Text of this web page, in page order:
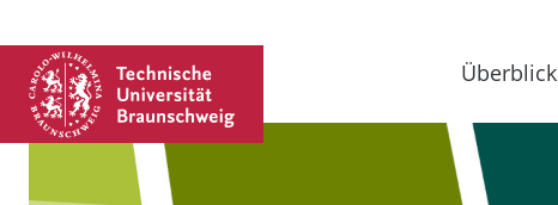
Überblick